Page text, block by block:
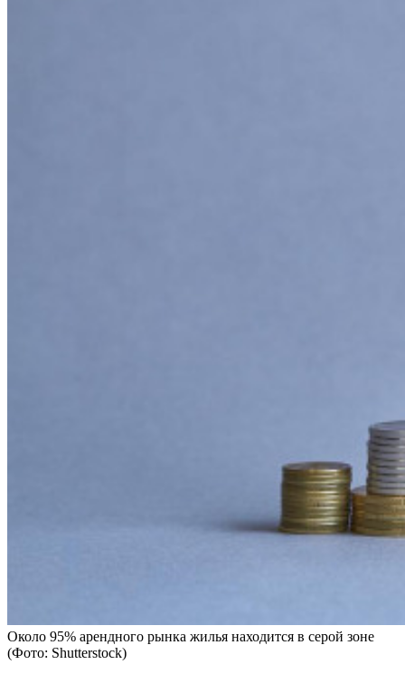
Около 95% арендного рынка жилья находится в серой зоне
(Фото: Shutterstock)